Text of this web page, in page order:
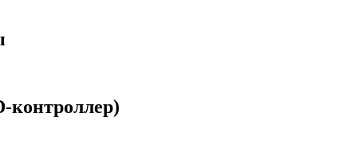
контроллер)